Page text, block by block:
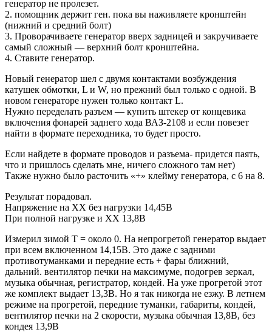
генератор не пролезет.
2. помощник держит ген. пока вы наживляете кронштейн
(нижний и средний болт)
3. Проворачиваете генератор вверх задницей и закручиваете
самый сложный — верхний болт кронштейна.
4. Ставите генератор.
Новый генератор шел с двумя контактами возбуждения
катушек обмотки, L и W, но прежний был только с одной. В
новом генераторе нужен только контакт L.
Нужно переделать разъем — купить штекер от концевика
включения фонарей заднего хода ВАЗ-2108 и если повезет
найти в формате переходника, то будет просто.
Если найдете в формате проводов и разъема- придется паять,
что и пришлось сделать мне, ничего сложного там нет)
Также нужно было расточить «+» клейму генератора, с 6 на 8.
Результат порадовал.
Напряжение на ХХ без нагрузки 14,45В
При полной нагрузке и ХХ 13,8В
Измерил зимой Т = около 0. На непрогретой генератор выдает
при всем включенном 14,15В. Это даже с задними
противотуманками и передние есть + фары ближний,
дальний. вентилятор печки на максимуме, подогрев зеркал,
музыка обычная, регистратор, кондей. На уже прогретой этот
же комплект выдает 13,3В. Но я так никогда не езжу. В летнем
режиме на прогретой, передние туманки, габариты, кондей,
вентилятор печки на 2 скорости, музыка обычная 13,8В, без
кондея 13,9В